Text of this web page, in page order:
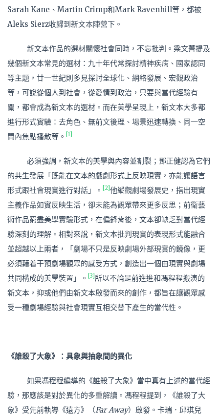
Sarah Kane、Martin Crimp和Mark Ravenhill等，都被
Aleks Sierz收歸到新文本陣營下。
新文本作品的選材關懷社會同時，不忘批判。梁文菁提及
幾個新文本常見的選材：九十年代常探討精神疾病、國家認同
等主題，廿一世紀則多見探討全球化、網絡發展、宏觀政治
等，可說從個人到社會，從愛情到政治，只要與當代經驗有
關，都會成為新文本的選材。而在美學呈現上，新文本大多都
進行形式實驗：去角色、無前文後理、場景迅速轉換、同一空
間內焦點播散等。
[1]
必須強調，新文本的美學與內容並割裂；鄧正健認為它們
的共生發展「既能在文本的戲劇形式上反映現實，亦能讓語言
形式跟社會現實進行對話」。
[2] 他縱觀劇場發展史，指出現實
主義作品如實反映生活，卻未能為觀眾帶來更多反思；前衛藝
術作品窮盡美學實驗形式，在偏鋒背後，文本卻缺乏對當代經
驗深刻的理解。相對來說，新文本批判現實的表現形式能融合
並超越以上兩者，「劇場不只是反映劇場外部現實的鏡像，更
必須藉着干預劇場觀眾的感受方式，創造出一個由現實與劇場
共同構成的美學裝置」。
[3] 所以不論是前進進和馮程程搬演的
新文本，抑或他們由新文本啟發而來的創作，都旨在讓觀眾感
受一種劇場經驗與社會現實互相交替下產生的當代性。
《誰殺了大象》：具象與抽象間的異化
如果馮程程編導的《誰殺了大象》當中真有上述的當代經
驗，那應該是對於異化的多重解讀。馮程程提到，《誰殺了大
象》受先前執導《遠方》（Far Away）啟發。卡瑞．邱琪兒